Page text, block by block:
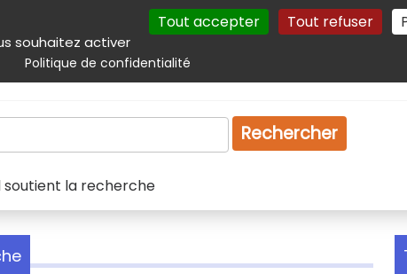
souhaitez activer
Tout accepter Tout refuser
Politique de confidentialité
Autres services Plan du site Gestion des
Emploi Droit
Rechercher
soutient la recherche